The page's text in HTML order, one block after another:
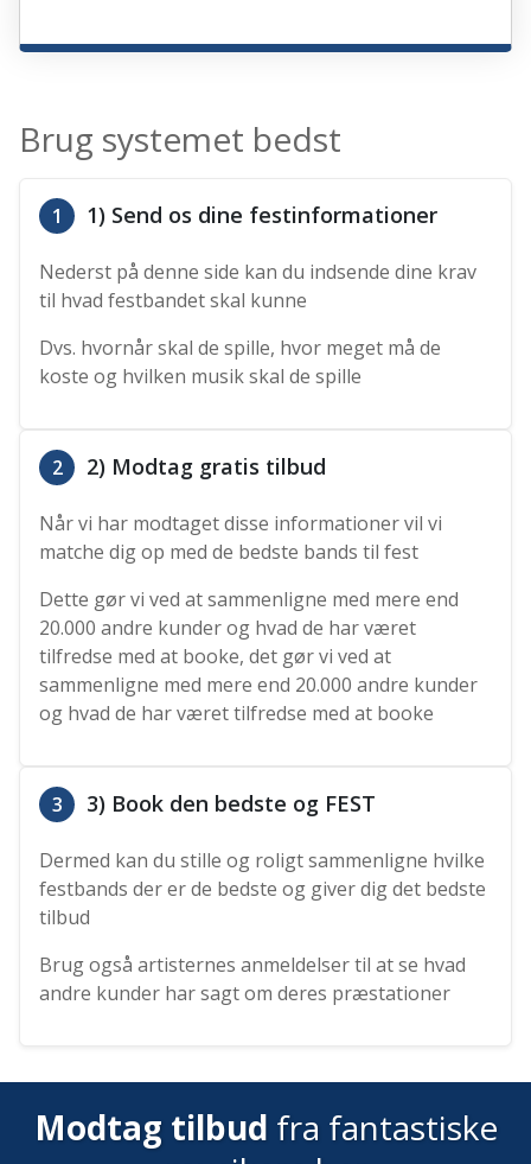
Brug systemet bedst
1 1) Send os dine festinformationer
Nederst på denne side kan du indsende dine krav
til hvad festbandet skal kunne
Dvs. hvornår skal de spille, hvor meget må de
koste og hvilken musik skal de spille
2 2) Modtag gratis tilbud
Når vi har modtaget disse informationer vil vi
matche dig op med de bedste bands til fest
Dette gør vi ved at sammenligne med mere end
20.000 andre kunder og hvad de har været
tilfredse med at booke, det gør vi ved at
sammenligne med mere end 20.000 andre kunder
og hvad de har været tilfredse med at booke
3 3) Book den bedste og FEST
Dermed kan du stille og roligt sammenligne hvilke
festbands der er de bedste og giver dig det bedste
tilbud
Brug også artisternes anmeldelser til at se hvad
andre kunder har sagt om deres præstationer
Modtag tilbud fra fantastiske